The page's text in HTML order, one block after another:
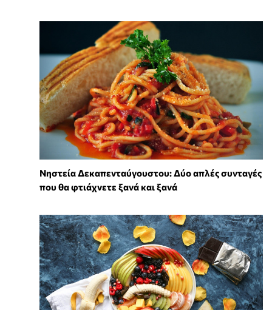
Νηστεία Δεκαπενταύγουστου: Δύο απλές συνταγές
που θα φτιάχνετε ξανά και ξανά